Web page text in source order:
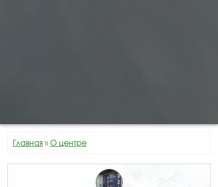
Главная » О центре